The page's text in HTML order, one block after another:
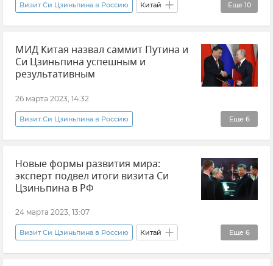
Еще 10
Визит Си Цзиньпина в Россию Китай
Сергей Шойгу Россия
Министерство обороны РФ Политика
Внешняя политика
Си Цзиньпин (председатель КНР)
МИД Китая назвал саммит Путина и
Си Цзиньпина успешным и
результативным
26 марта 2023, 14:32
Еще 6
Визит Си Цзиньпина в Россию
Владимир Путин (политик)
Си Цзиньпин (председатель КНР)
Россия Китай
Новые формы развития мира:
эксперт подвел итоги визита Си
Цзиньпина в РФ
24 марта 2023, 13:07
Еще 6
Визит Си Цзиньпина в Россию Китай
Россия Политика